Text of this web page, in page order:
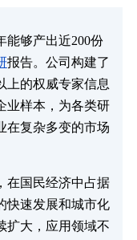
能够产出近200份
报告。公司构建了
上的权威专家信息
业样本，为各类研
在复杂多变的市场
在国民经济中占据
快速发展和城市化
扩大，应用领域不